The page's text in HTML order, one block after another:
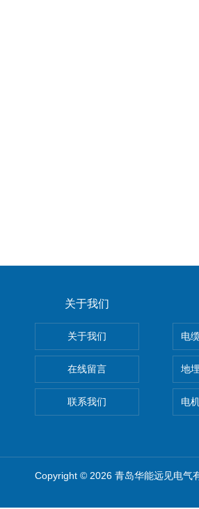
关于我们
关于我们
在线留言
联系我们
电
地
电
Copyright © 2026 青岛华能远见电气